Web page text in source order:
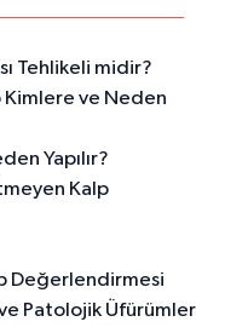
Tehlikeli midir?
ve Neden
Yapılır?
Kalp
Değerlendirmesi
Patolojik Üfürümler